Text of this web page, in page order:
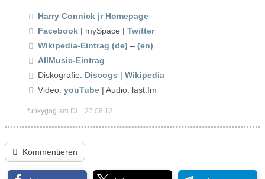
Harry Connick jr Homepage
Facebook | mySpace | Twitter
Wikipedia-Eintrag (de) – (en)
AllMusic-Eintrag
Diskografie: Discogs | Wikipedia
Video: youTube | Audio: last.fm
funkygog am Di.., 27.08.13
Kommentieren